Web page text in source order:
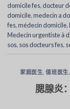
domicile fes, docteur
domicile,medecin a
fes,médecin domicile,
Medecin urgentiste à
sos, sos docteurs fes,
家庭医生 ,值班医生
腮腺炎